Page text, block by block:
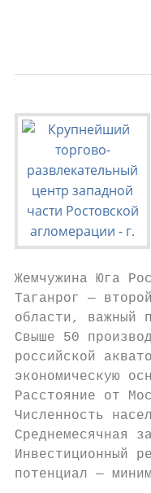
Жемчужина Юга
Таганрог —
области, важный
Свыше 50
российской
экономическую
Расстояние от
Численность
Среднемесячная
Инвестиционный
потенциал —